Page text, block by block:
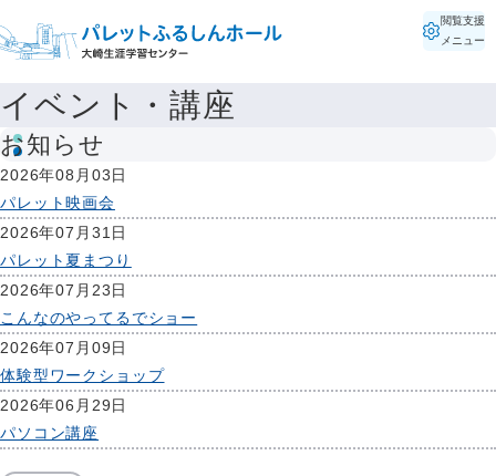
閲覧支援
メニュー
イベント・講座
お知らせ
2026年08月03日
パレット映画会
2026年07月31日
パレット夏まつり
2026年07月23日
こんなのやってるでショー
2026年07月09日
体験型ワークショップ
2026年06月29日
パソコン講座